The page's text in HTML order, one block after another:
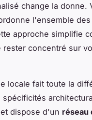
change la donne.
l'ensemble
approche simplifie
concentré sur
locale fait toute la
dispose d'un réseau